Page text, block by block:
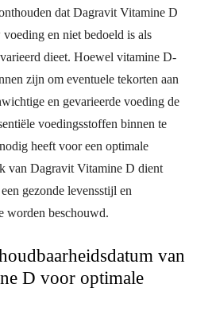
dat Dagravit Vitamine D
en niet bedoeld is als
dieet. Hoewel vitamine D-
zijn om eventuele tekorten aan
en gevarieerde voeding de
voedingsstoffen binnen te
heeft voor een optimale
van Dagravit Vitamine D dient
gezonde levensstijl en
worden beschouwd.
van
D voor optimale